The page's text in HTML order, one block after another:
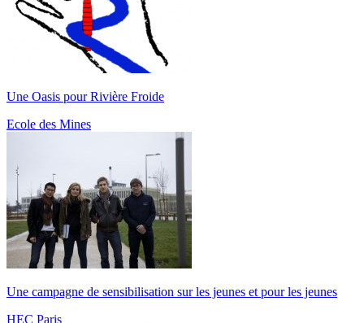
Une Oasis pour Rivière Froide
Ecole des Mines
Une campagne de sensibilisation sur les jeunes et pour les jeunes
HEC Paris